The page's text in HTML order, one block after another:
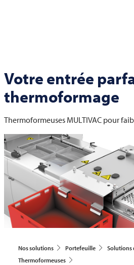
Votre entrée
thermoformage
Thermoformeuses MULTIVAC pour
Nos solutions Portefeuille
Solutions
Thermoformeuses